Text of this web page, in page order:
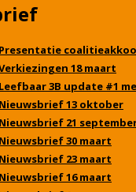
Presentatie
18 maart
Leefbaar 3B update #1
Nieuwsbrief 13 oktober
Nieuwsbrief 21
Nieuwsbrief 30 maart
Nieuwsbrief 23 maart
Nieuwsbrief 16 maart